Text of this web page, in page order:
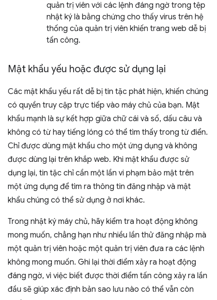
quản trị viên với các lệnh đáng ngờ trong tệp
nhật ký là bằng chứng cho thấy virus trên hệ
thống của quản trị viên khiến trang web dễ bị
tấn công.
Mật khẩu yếu hoặc được sử dụng lại
Các mật khẩu yếu rất dễ bị tin tặc phát hiện, khiến chúng
có quyền truy cập trực tiếp vào máy chủ của bạn. Mật
khẩu mạnh là sự kết hợp giữa chữ cái và số, dấu câu và
không có từ hay tiếng lóng có thể tìm thấy trong từ điển.
Chỉ được dùng mật khẩu cho một ứng dụng và không
được dùng lại trên khắp web. Khi mật khẩu được sử
dụng lại, tin tặc chỉ cần một lần vi phạm bảo mật trên
một ứng dụng để tìm ra thông tin đăng nhập và mật
khẩu chúng có thể sử dụng ở nơi khác.
Trong nhật ký máy chủ, hãy kiểm tra hoạt động không
mong muốn, chẳng hạn như nhiều lần thử đăng nhập mà
một quản trị viên hoặc một quản trị viên đưa ra các lệnh
không mong muốn. Ghi lại thời điểm xảy ra hoạt động
đáng ngờ, vì việc biết được thời điểm tấn công xảy ra lần
đầu sẽ giúp xác định bản sao lưu nào có thể vẫn còn